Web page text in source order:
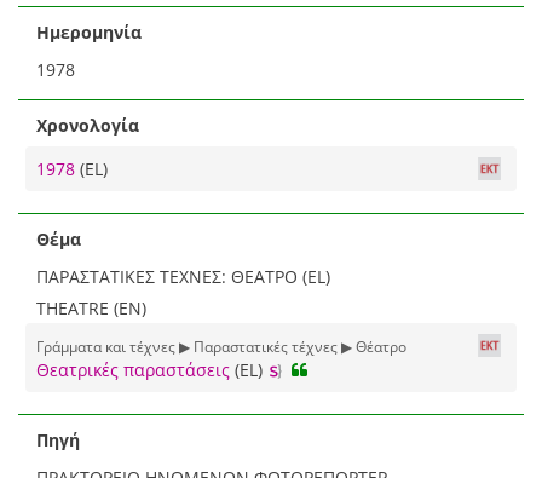
Ημερομηνία
1978
Χρονολογία
1978 (EL)
Θέμα
ΠΑΡΑΣΤΑΤΙΚΕΣ ΤΕΧΝΕΣ: ΘΕΑΤΡΟ (EL)
THEATRE (EN)
Γράμματα και τέχνες ▶ Παραστατικές τέχνες ▶ Θέατρο
Θεατρικές παραστάσεις (EL)
Πηγή